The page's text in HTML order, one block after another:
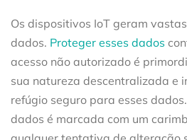
Os dispositivos IoT geram
dados. Proteger esses dados
acesso não autorizado é
sua natureza descentralizada e
refúgio seguro para esses
dados é marcada com um